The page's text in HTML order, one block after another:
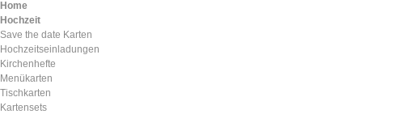
Home
Hochzeit
Save the date Karten
Hochzeitseinladungen
Kirchenhefte
Menükarten
Tischkarten
Kartensets